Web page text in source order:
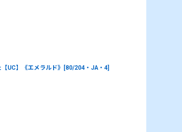
UC】《エメラルド》[80/204・JA・4]